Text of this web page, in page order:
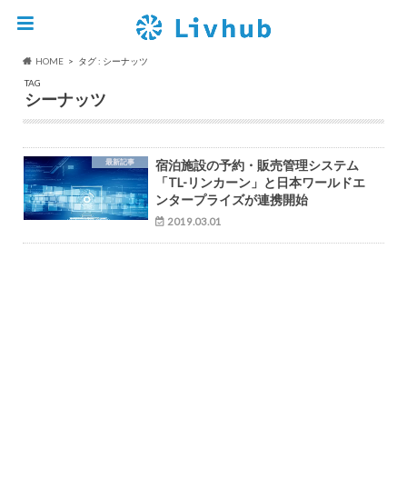
HOME
タグ : シーナッツ
TAG
シーナッツ
最新記事
宿泊施設の予約・販売管理システム
「TL-リンカーン」と日本ワールドエ
ンタープライズが連携開始
2019.03.01